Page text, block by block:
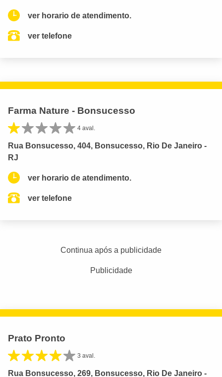
ver horario de atendimento.
ver telefone
Farma Nature - Bonsucesso
4 aval.
Rua Bonsucesso, 404, Bonsucesso, Rio De Janeiro -
RJ
ver horario de atendimento.
ver telefone
Continua após a publicidade
Publicidade
Prato Pronto
3 aval.
Rua Bonsucesso, 269, Bonsucesso, Rio De Janeiro -